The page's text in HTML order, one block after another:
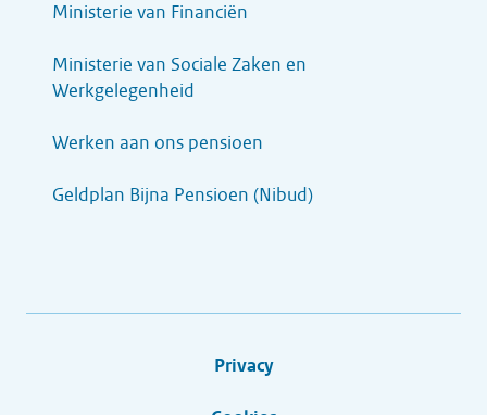
Ministerie van Financiën
Ministerie van Sociale Zaken en
Werkgelegenheid
Werken aan ons pensioen
Geldplan Bijna Pensioen (Nibud)
Privacy